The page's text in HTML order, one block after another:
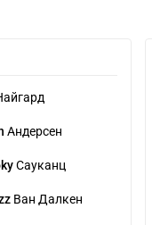
Андерсен
Сауканц
Ван Далкен